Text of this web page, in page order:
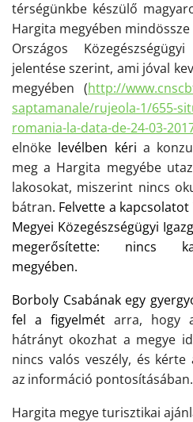
térségünkbe készülő
Hargita megyében
Országos
jelentése szerint, ami jóval
megyében (http://
saptamanale/rujeola-1/655-
romania-la-data-de-24-03-
elnöke levélben kéri a
meg a Hargita megyébe
lakosokat, miszerint nincs
bátran. Felvette a
Megyei Közegészségügyi
megerősítette: nincs
megyében.
Borboly Csabának egy
fel a figyelmét arra, hogy
hátrányt okozhat a megye
nincs valós veszély, és
az információ pontosításában.
Hargita megye turisztikai